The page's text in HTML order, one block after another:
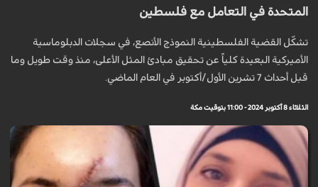
المتحدة في التعامل مع فلسطين
تشكّل القضية الفلسطينية النموذج الأنصع، في سجلات الدبلوماسية
الأميركية البعيدة كلياً عن تحقيق مبادئ المثل الأعلى، منذ وقت طويل وما
قبل أحداث 7 تشرين الأول/أكتوبر في العام الماضي.
الثلاثاء 8 أكتوبر 2024 - 11:00 بتوقيت مكة